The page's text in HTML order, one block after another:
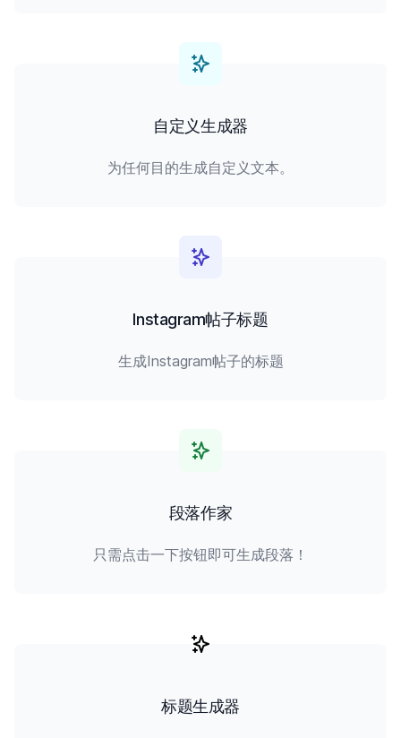
自定义生成器
为任何目的生成自定义文本。
Instagram帖子标题
生成Instagram帖子的标题
段落作家
只需点击一下按钮即可生成段落！
标题生成器